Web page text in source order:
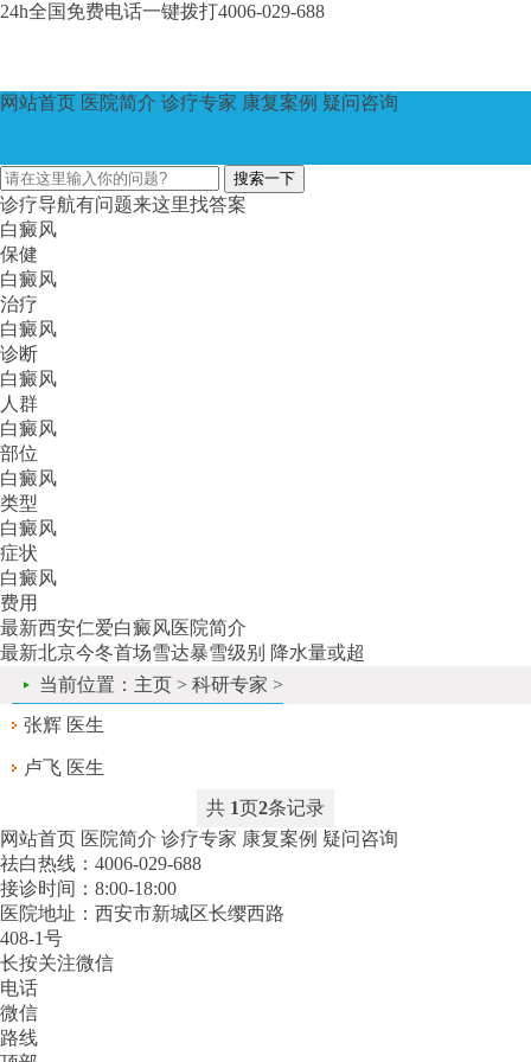
24h全国免费电话一键拨打4006-029-688
网站首页 医院简介 诊疗专家 康复案例 疑问咨询
诊疗导航有问题来这里找答案
白癜风
保健
白癜风
治疗
白癜风
诊断
白癜风
人群
白癜风
部位
白癜风
类型
白癜风
症状
白癜风
费用
最新西安仁爱白癜风医院简介
最新北京今冬首场雪达暴雪级别 降水量或超
当前位置： 主页 > 科研专家 >
张辉 医生
卢飞 医生
共 1页2条记录
网站首页 医院简介 诊疗专家 康复案例 疑问咨询
祛白热线：4006-029-688
接诊时间：8:00-18:00
医院地址：西安市新城区长缨西路
408-1号
长按关注微信
电话
微信
路线